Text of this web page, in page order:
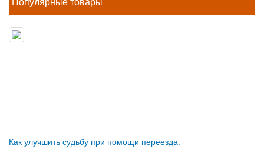
Популярные товары
Как улучшить судьбу при помощи переезда.